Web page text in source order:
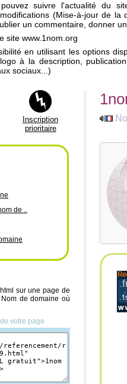
suivre l'actualité du
(Mise-à-jour de la
un commentaire, donner
site www.1nom.org
en utilisant les options
à la description,
sociaux...)
Inscription
prioritaire
de ..
sur une page de
de domaine où
votre page